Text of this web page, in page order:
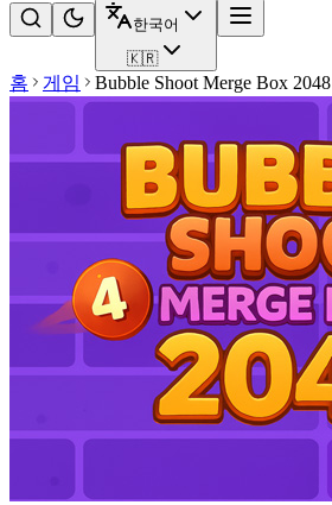
한국어
🇰🇷
홈 게임 Bubble Shoot Merge Box 2048